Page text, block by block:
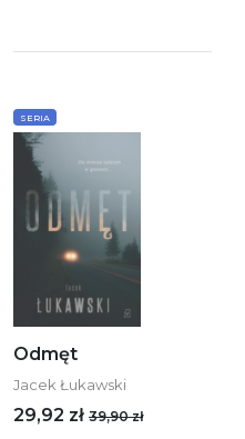
SERIA
Odmęt
Jacek Łukawski
29,92 zł 39,90 zł